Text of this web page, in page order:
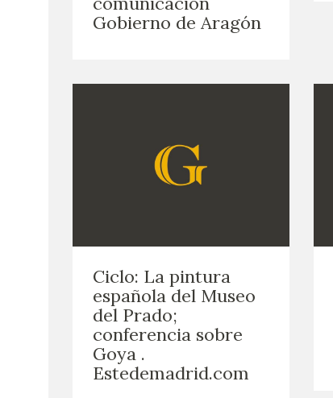
Gobierno de Aragón
Ciclo: La pintura
española del Museo
del Prado;
conferencia sobre
Goya .
Estedemadrid.com